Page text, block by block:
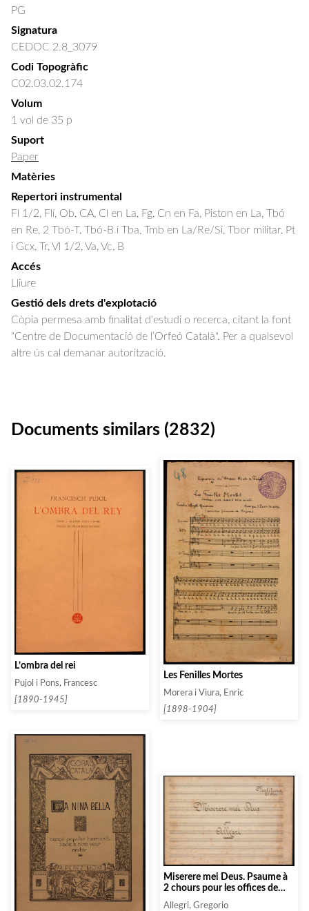
PG
Signatura
CEDOC 2.8_3079
Codi Topogràfic
C02.03.02.174
Volum
1 vol de 35 p
Suport
Paper
Matèries
Repertori instrumental
Fl 1/2, Flí, Ob, CA, Cl en La, Fg, Cn en Fa, Piston en La, Tbó
en Re, 2 Tbó-T, Tbó-B i Tba, Tmb en La/Re/Si, Tbor militar, Pt
i Gcx, Tr, Vl 1/2, Va, Vc, B
Accés
Lliure
Gestió dels drets d'explotació
Còpia permesa amb finalitat d'estudi o recerca, citant la font
"Centre de Documentació de l’Orfeó Català". Per a qualsevol
altre ús cal demanar autorització.
Documents similars (2832)
L’ombra del rei
Pujol i Pons, Francesc
[1890-1945]
Les Fenilles Mortes
Morera i Viura, Enric
[1898-1904]
Miserere mei Deus. Psaume à
2 chours pour les offices de
pènitence
Allegri, Gregorio